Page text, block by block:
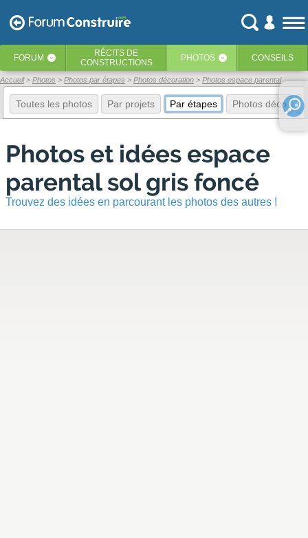
FORUM ‹ RÉCITS DE
CONSTRUCTIONS
PHOTOS ‹ CONSEILS
Accueil Photos Photos par étapes Photos décoration Photos espace parental
Toutes les photos Par projets Par étapes Photos déco
Photos et idées espace
parental sol gris foncé
Trouvez des idées en parcourant les photos des autres !